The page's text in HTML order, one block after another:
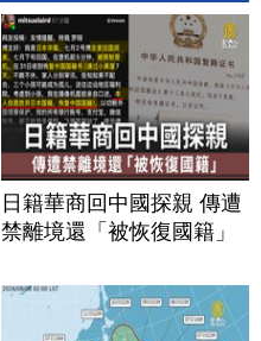
日籍華商回中國探親 傳遭
禁離境還「被恢復國籍」